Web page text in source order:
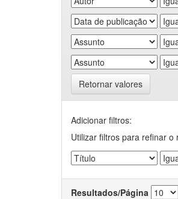
Retornar valores
Adicionar filtros:
Utilizar filtros para refinar o
Resultados/Página